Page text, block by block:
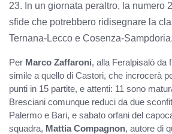
23. In un giornata peraltro, la numero
sfide che potrebbero ridisegnare la
Ternana-Lecco e Cosenza-Sampdoria.
Per Marco Zaffaroni, alla Feralpisalò da
simile a quello di Castori, che incrocerà
punti in 15 partite, e attenti: 11 sono
Bresciani comunque reduci da due
Palermo e Bari, e sabato orfani del
squadra, Mattia Compagnon, autore di